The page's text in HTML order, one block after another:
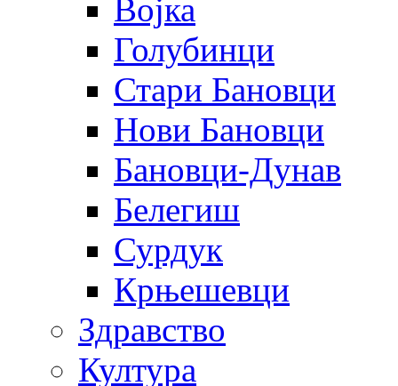
Војка
Голубинци
Стари Бановци
Нови Бановци
Бановци-Дунав
Белегиш
Сурдук
Крњешевци
Здравство
Култура